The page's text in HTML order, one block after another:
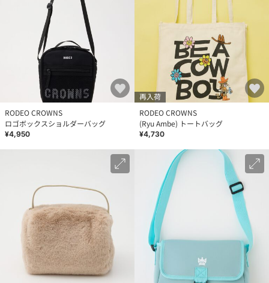
RODEO CROWNS
ロゴボックスショルダーバッグ
¥4,950
再入荷
RODEO CROWNS
(Ryu Ambe) トートバッグ
¥4,730